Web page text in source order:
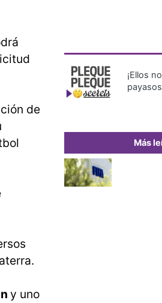
de
y uno
¡Ellos
Más